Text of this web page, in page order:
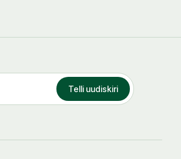
Telli uudiskiri